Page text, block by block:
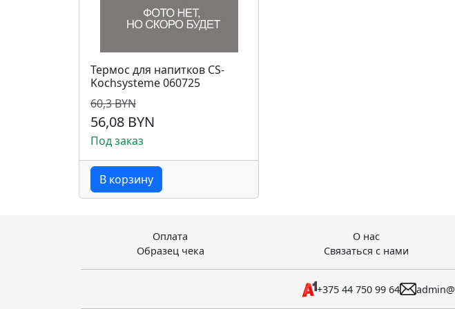
Термос для напитков CS-
Kochsysteme 060725
60,3 BYN
56,08 BYN
Под заказ
В корзину
Оплата О нас
Образец чека
Связаться с нами
+375 44 750 99 64